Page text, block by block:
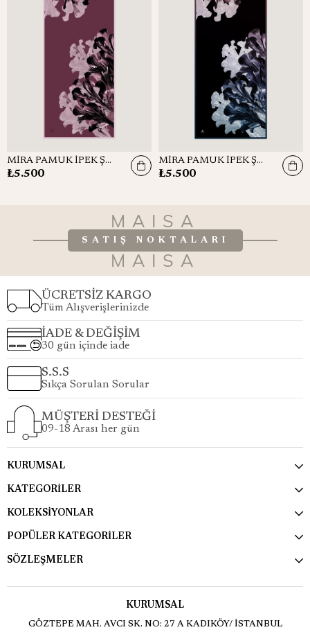
MİRA PAMUK İPEK ŞAL 70*190 CM - GÜL KURUSU
₺5.500
MİRA PAMUK İPEK ŞAL 70*190 CM - LACİVERT
₺5.500
MAISA
SATIŞ NOKTALARI
MAISA
ÜCRETSİZ KARGO
Tüm Alışverişlerinizde
İADE & DEĞİŞİM
30 gün içinde iade
S.S.S
Sıkça Sorulan Sorular
MÜŞTERİ DESTEĞİ
09-18 Arası her gün
KURUMSAL
KATEGORİLER
KOLEKSİYONLAR
POPÜLER KATEGORİLER
SÖZLEŞMELER
KURUMSAL
GÖZTEPE MAH. AVCI SK. NO: 27 A KADIKÖY/ İSTANBUL